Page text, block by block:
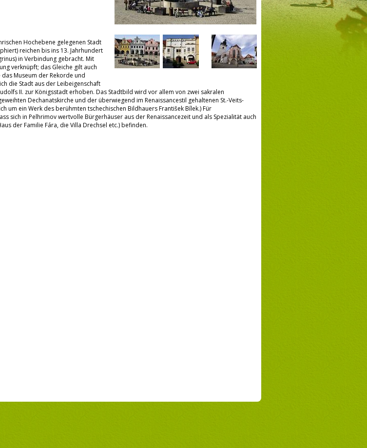
Hochebene gelegenen Stadt
reichen bis ins 13. Jahrhundert
in Verbindung gebracht. Mit
verknüpft; das Gleiche gilt auch
Museum der Rekorde und
die Stadt aus der Leibeigenschaft
II. zur Königsstadt erhoben. Das Stadtbild wird vor allem von zwei sakralen
Dechanatskirche und der überwiegend im Renaissancestil gehaltenen St.-Veits-
um ein Werk des berühmten tschechischen Bildhauers František Bílek.) Für
sich in Pelhrimov wertvolle Bürgerhäuser aus der Renaissancezeit und als Spezialität auch
der Familie Fára, die Villa Drechsel etc.) befinden.